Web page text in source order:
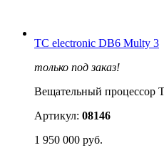
TC electronic DB6 Multy 3
только под заказ!
Вещательный процессор
Артикул: 08146
1 950 000 руб.